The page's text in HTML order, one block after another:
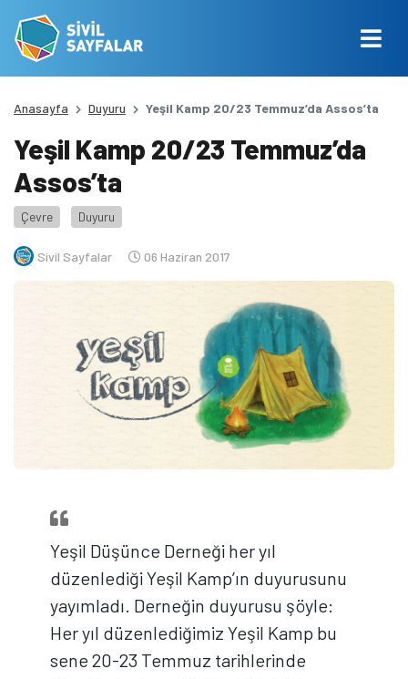
Anasayfa Duyuru Yeşil Kamp 20/23 Temmuz’da Assos’ta
Yeşil Kamp 20/23 Temmuz’da
Assos’ta
Çevre Duyuru
Sivil Sayfalar 06 Haziran 2017
Yeşil Düşünce Derneği her yıl
düzenlediği Yeşil Kamp’ın duyurusunu
yayımladı. Derneğin duyurusu şöyle:
Her yıl düzenlediğimiz Yeşil Kamp bu
sene 20-23 Temmuz tarihlerinde